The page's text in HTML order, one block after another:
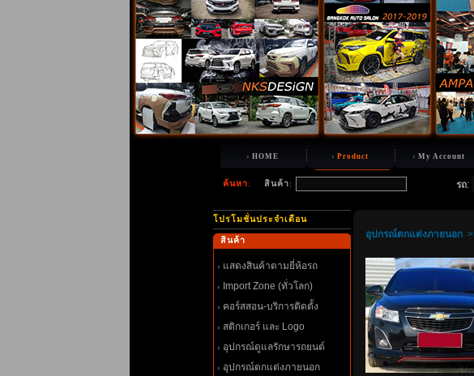
HOME Product My Account
ค้นหา: สินค้า: รถ:
ปรโมชั่นประจำเดือน
สินค้า
สดงสินค้าตามยี่ห้อรถ
Import Zone (ทั่วโลก)
คอร์สสอน-บริการติดตั้ง
สติกเกอร์ และ Logo
อุปกรณ์ดูแลรักษารถยนต์
อุปกรณ์ตกแต่งภายนอก
อุปกรณ์ตกแต่งภายนอก>